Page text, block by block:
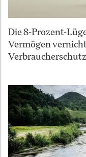
Die 8-Prozent-
Vermögen